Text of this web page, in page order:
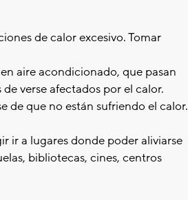
de calor excesivo. Tomar
aire acondicionado, que pasan
verse afectados por el calor.
de que no están sufriendo el calor.
ir a lugares donde poder aliviarse
bibliotecas, cines, centros